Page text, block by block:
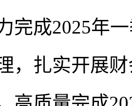
完成2025年
，扎实开展